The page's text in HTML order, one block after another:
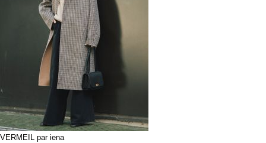
VERMEIL par iena